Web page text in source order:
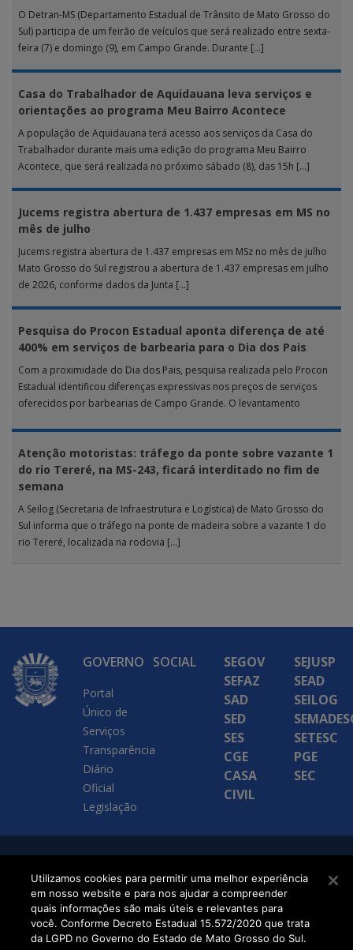
O Detran-MS (Departamento Estadual de Trânsito de Mato Grosso do
Sul) participa de um feirão de veículos que será realizado entre sexta-
feira (7) e domingo (9), em Campo Grande. Durante […]
Casa do Trabalhador de Aquidauana leva serviços e
orientações ao programa Meu Bairro Acontece
A população de Aquidauana terá acesso aos serviços da Casa do
Trabalhador durante mais uma edição do programa Meu Bairro
Acontece, que será realizada no próximo sábado (8), das 15h […]
Jucems registra abertura de 1.437 empresas em MS no
mês de julho
Jucems registra abertura de 1.437 empresas em MSz no mês de julho
Mato Grosso do Sul registrou a abertura de 1.437 empresas em julho
de 2026, conforme dados da Junta […]
Pesquisa do Procon Estadual aponta diferença de até
400% em serviços de barbearia para o Dia dos Pais
Com a proximidade do Dia dos Pais, pesquisa realizada pelo Procon
Estadual identificou diferenças expressivas nos preços de serviços
oferecidos por barbearias de Campo Grande. O levantamento
Atenção motoristas: tráfego da ponte sobre vazante 1
do rio Tereré, na MS-243, ficará interditado no fim de
semana
A Seilog (Secretaria de Infraestrutura e Logística) de Mato Grosso do
Sul informa que o tráfego na ponte de madeira sobre a vazante 1 do
rio Tereré, localizada na rodovia […]
GOVERNO
Portal
Único de
Serviços
Transparência
Diário
Oficial
Legislação
SOCIAL
SEGOV
SEFAZ
SAD
SED
SES
CGE
CASA
CIVIL
SEJUSP
SEAD
SEILOG
SETESC
PGE
SEC
Executiva de
Transformação Digital
Utilizamos cookies para permitir uma melhor experiência
em nosso website e para nos ajudar a compreender
quais informações são mais úteis e relevantes para
você. Conforme Decreto Estadual 15.572/2020 que trata
da LGPD no Governo do Estado de Mato Grosso do Sul.